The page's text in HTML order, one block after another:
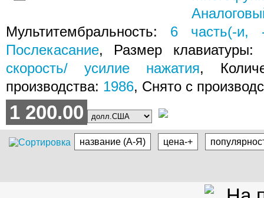
Мультитембральность: 6
часть(-и,
Послекасание, Размер клавиатуры:
скорость/ усилие нажатия,
производства: 1986, Снято с
1 200.00
название (А-Я) цена-+